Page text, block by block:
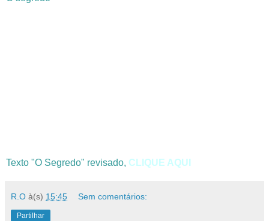
Texto "O Segredo" revisado, CLIQUE AQUI
R.O à(s) 15:45 Sem comentários:
Partilhar